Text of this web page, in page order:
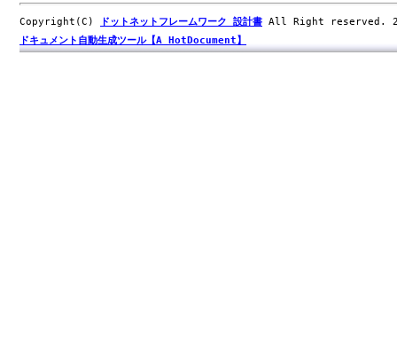
Copyright(C) ドットネットフレームワーク 設計書 All Right reserved.
ドキュメント自動生成ツール【A HotDocument】